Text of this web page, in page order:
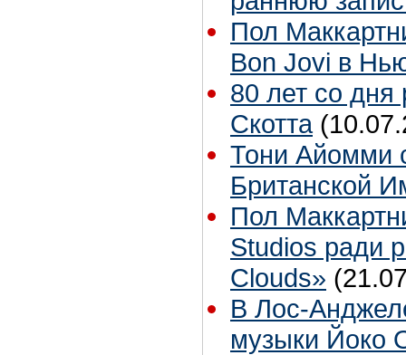
Пол
Bon Jovi в
80 лет со
Скотта
Тони Айомми
Британской
Пол
Studios ради
Clouds»
В Лос-
музыки Йоко